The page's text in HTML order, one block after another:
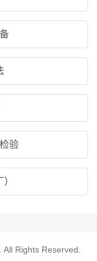
验
. All Rights Reserved.